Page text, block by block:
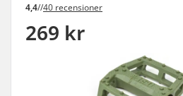
4,4//40 recensioner
269 kr